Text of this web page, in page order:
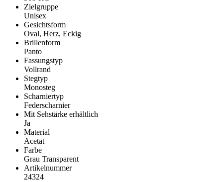
Zielgruppe
Unisex
Gesichtsform
Oval, Herz, Eckig
Brillenform
Panto
Fassungstyp
Vollrand
Stegtyp
Monosteg
Scharniertyp
Federscharnier
Mit Sehstärke erhältlich
Ja
Material
Acetat
Farbe
Grau Transparent
Artikelnummer
24324